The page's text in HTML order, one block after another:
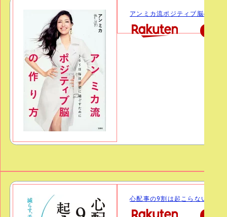
アンミカ流ポジティブ脳の作
心配事の9割は起こらない 減ら